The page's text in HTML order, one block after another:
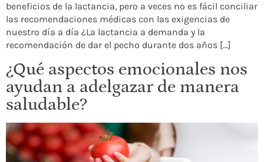
beneficios de la lactancia, pero a veces no es fácil conciliar
las recomendaciones médicas con las exigencias de
nuestro día a día ¿La lactancia a demanda y la
recomendación de dar el pecho durante dos años […]
¿Qué aspectos emocionales nos
ayudan a adelgazar de manera
saludable?